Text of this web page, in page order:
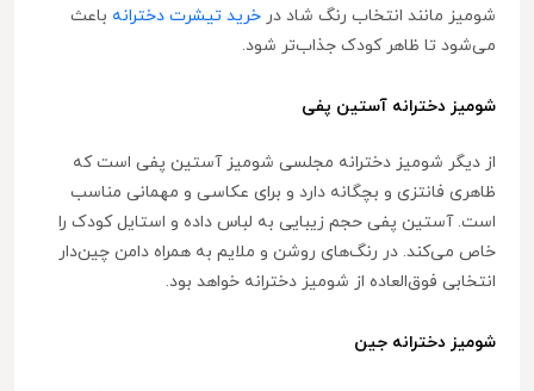
شومیز مانند انتخاب رنگ شاد در خرید تیشرت دخترانه باعث
می‌شود تا ظاهر کودک جذاب‌تر شود.
شومیز دخترانه آستین پفی
از دیگر شومیز دخترانه مجلسی شومیز آستین پفی است که
ظاهری فانتزی و بچگانه دارد و برای عکاسی و مهمانی مناسب
است. آستین پفی حجم زیبایی به لباس داده و استایل کودک را
خاص می‌کند. در رنگ‌های روشن و ملایم به همراه دامن چین‌دار
انتخابی فوق‌العاده از شومیز دخترانه خواهد بود.
شومیز دخترانه جین